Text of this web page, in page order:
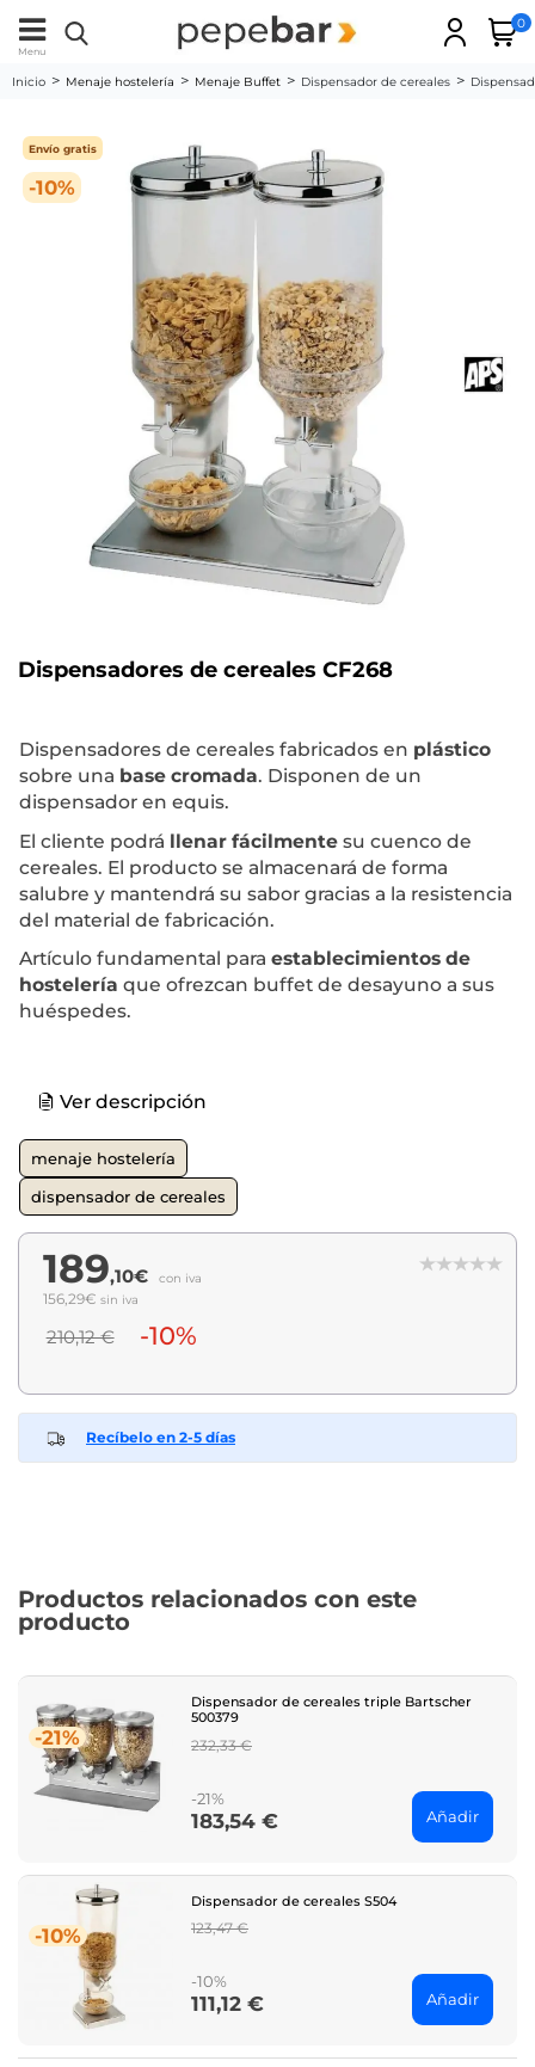
Menu
0
Inicio Menaje hostelería Menaje Buffet Dispensador de cereales
-10%
Envío gratis
Dispensadores de cereales CF268
Dispensadores de cereales fabricados en plástico
sobre una base cromada. Disponen de un
dispensador en equis.
El cliente podrá llenar fácilmente su cuenco de
cereales. El producto se almacenará de forma
salubre y mantendrá su sabor gracias a la resistencia
del material de fabricación.
Artículo fundamental para establecimientos de
hostelería que ofrezcan buffet de desayuno a sus
huéspedes.
Ver descripción
menaje hostelería
dispensador de cereales
189,10€ con iva
156,29€ sin iva
210,12 € -10%
Recíbelo en 2-5 días
Productos relacionados con este
producto
-21%
Dispensador de cereales triple Bartscher
500379
Regular
232,33 €
-21%
Price
183,54 € Añadir
-10%
Dispensador de cereales S504
Regular
123,47 €
-10%
Price
111,12 € Añadir